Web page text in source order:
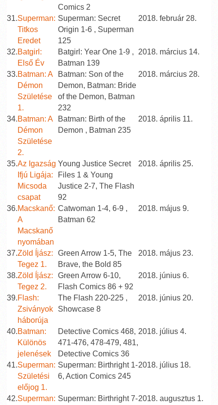
Comics 2
31.Superman:
Titkos
Eredet
Superman: Secret
Origin 1-6 , Superman
125
2018. február 28.
32.Batgirl:
Első Év
Batgirl: Year One 1-9 ,
Batman 139
2018. március 14.
33.Batman: A
Démon
Születése
1.
Batman: Son of the
Demon, Batman: Bride
of the Demon, Batman
232
2018. március 28.
34.Batman: A
Démon
Születése
2.
Batman: Birth of the
Demon , Batman 235
2018. április 11.
35.Az Igazság
Ifjú Ligája:
Micsoda
csapat
Young Justice Secret
Files 1 & Young
Justice 2-7, The Flash
92
2018. április 25.
36.Macskanő:
A
Macskanő
nyomában
Catwoman 1-4, 6-9 ,
Batman 62
2018. május 9.
37.Zöld Íjász:
Tegez 1.
Green Arrow 1-5, The
Brave, the Bold 85
2018. május 23.
38.Zöld Íjász:
Tegez 2.
Green Arrow 6-10,
Flash Comics 86 + 92
2018. június 6.
39.Flash:
Zsiványok
háborúja
The Flash 220-225 ,
Showcase 8
2018. június 20.
40.Batman:
Különös
jelenések
Detective Comics 468,
471-476, 478-479, 481,
Detective Comics 36
2018. július 4.
41.Superman:
Születési
előjog 1.
Superman: Birthright 1-
6, Action Comics 245
2018. július 18.
42.Superman: Superman: Birthright 7-2018. augusztus 1.